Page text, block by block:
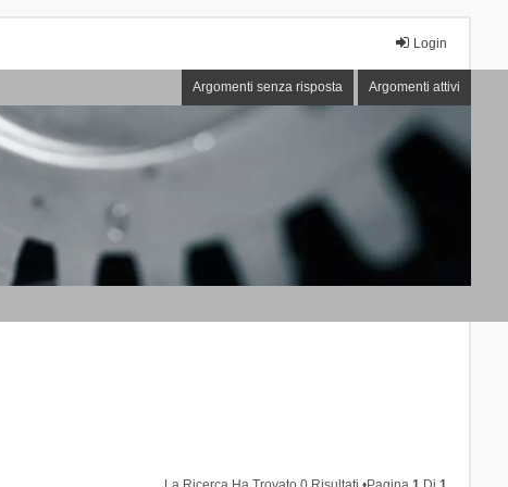
Login
Argomenti senza risposta Argomenti attivi